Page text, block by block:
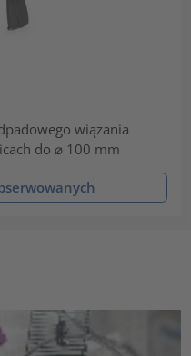
wiązania
do ⌀ 100 mm